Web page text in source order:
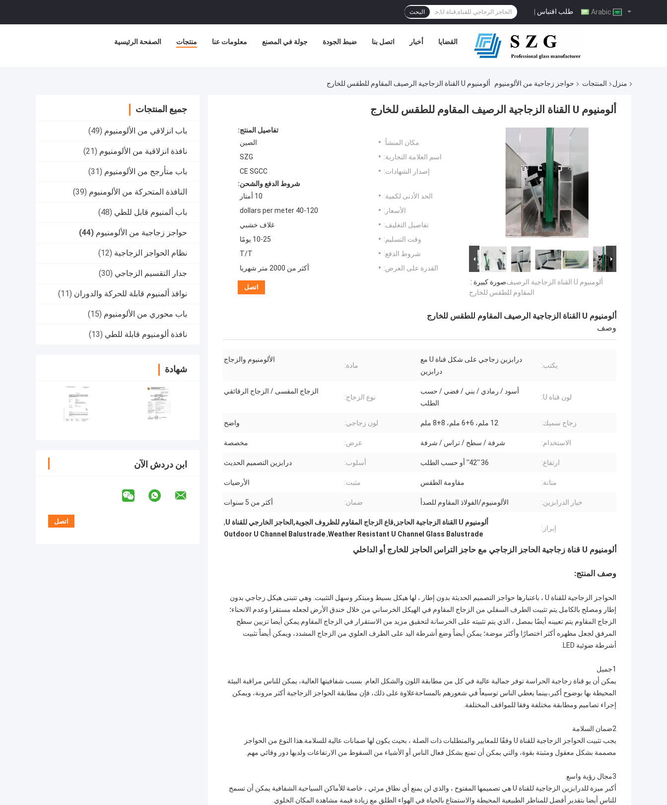
طلب اقتباس | البحث
الصفحة الرئيسية منتجات معلومات عنا جولة في المصنع ضبط الجودة اتصل بنا أخبار القضايا
منزل المنتجات حواجز زجاجية من الألومنيوم ألومنيوم U القناة الزجاجية الرصيف المقاوم للطقس للخارج
جميع المنتجات
باب انزلاقي من الألومنيوم (49)
نافذة انزلاقية من الألومنيوم (21)
باب متأرجح من الألومنيوم (31)
النافذة المتحركة من الألومنيوم (39)
باب ألمنيوم قابل للطي (48)
حواجز زجاجية من الألومنيوم (44)
نظام الحواجز الزجاجية (12)
جدار التقسيم الزجاجي (30)
نوافذ ألمنيوم قابلة للحركة والدوران (11)
باب محوري من الألومنيوم (15)
نافذة ألومنيوم قابلة للطي (13)
شهادة
ابن دردش الآن
ألومنيوم U القناة الزجاجية الرصيف المقاوم للطقس للخارج
صورة كبيرة :ألومنيوم U القناة الزجاجية الرصيف
المقاوم للطقس للخارج
تفاصيل المنتج:
مكان المنشأ:
الصين
اسم العلامة التجارية:
SZG
إصدار الشهادات:
CE SGCC
شروط الدفع والشحن:
الحد الأدنى لكمية:
10 أمتار
الأسعار:
40-120 dollars per meter
تفاصيل التغليف:
غلاف خشبي
وقت التسليم:
10-25 يومًا
شروط الدفع:
T/T
القدرة على العرض:
أكثر من 2000 متر شهريا
اتصل
ألومنيوم U القناة الزجاجية الرصيف المقاوم للطقس للخارج
وصف
يكتب:
درابزين زجاجي على شكل قناة U مع
درابزين
مادة:
الألومنيوم والزجاج
لون قناة U:
أسود / رمادي / بني / فضي / حسب
الطلب
نوع الزجاج:
الزجاج المقسى / الزجاج الرقائقي
زجاج سميك: 12 ملم، 6+6 ملم، 8+8 ملم لون زجاجي: واضح
الاستخدام: شرفة / سطح / تراس / شرفة عرض: مخصصة
ارتفاع: 36 ''42'' أو حسب الطلب أسلوب: درابزين التصميم الحديث
متانة: مقاومة الطقس مثبت: الأرضيات
خيار الدرابزين: الألومنيوم/الفولاذ المقاوم للصدأ ضمان: أكثر من 5 سنوات
إبراز:
ألومنيوم U القناة الزجاجية الحاجز,قاع الزجاج المقاوم للظروف الجوية,الحاجز الخارجي للقناة U
,
Weather Resistant U Channel Glass Balustrade
,
Outdoor U Channel Balustrade
ألومنيوم U قناة زجاجية الحاجز الزجاجي مع حاجز التراس الحاجز للخارج أو الداخلي
وصف المنتج:
الحواجز الزجاجية للقناة U ، باعتبارها حواجز التصميم الحديثة بدون إطار ، لها هيكل بسيط ومبتكر وسهل التثبيت. وهي تتبنى هيكل زجاجي بدون
إطار ومصلح بالكامل.يتم تثبيت الطرف السفلي من الزجاج المقاوم في الهيكل الخرساني من خلال خندق الأرض لجعله مستقرا وعدم الانحناء؛
الزجاج المقاوم يتم تعيينه أيضًا بمصل ، الذي يتم تثبيته على الخرسانة لتحقيق مزيد من الاستقرار في الزجاج المقاوم.يمكن أيضا تزيين سطح
المرفق لجعل مظهره أكثر اختصارًا وأكثر موضة؛ يمكن أيضاً وضع أشرطة اليد على الطرف العلوي من الزجاج المشدد، ويمكن أيضاً تثبيت
أشرطة ضوئية LED.
1جميل
يمكن أن يو قناة زجاجية الحراسة توفر جمالية عالية في كل من مطابقة اللون والشكل العام. بسبب شفافيتها العالية، يمكن للناس مراقبة البيئة
المحيطة بها بوضوح أكبر،بينما يعطي الناس توسيعاً في شعورهم بالمساحةعلاوة على ذلك، فإن مطابقة الحواجز الزجاجية أكثر مرونة، ويمكن
إجراء تصاميم ومطابقة مختلفة وفقا للمواقف المختلفة.
2ضمان السلامة
يجب تثبيت الحواجز الزجاجية للقناة U وفقًا للمعايير والمتطلبات ذات الصلة ، بحيث يكون لها ضمانات عالية للسلامة.هذا النوع من الحواجز
مصممة بشكل معقول ومثبتة بقوة، والتي يمكن أن تمنع بشكل فعال الناس أو الأشياء من السقوط من الارتفاعات ولديها دور وقائي مهم.
3مجال رؤية واسع
أكبر ميزة للدرابزين الزجاجية للقناة U هي تصميمها المفتوح ، والذي لن يمنع أي نطاق مرئي ، خاصة للأماكن السياحية.الشفافية يمكن أن تسمح
للناس أيضا بتقدير أفضل للمناظر الطبيعية المحيطة والاستمتاع بالحياة في الهواء الطلق مع زيادة قيمة مشاهدة المكان الخلوي.